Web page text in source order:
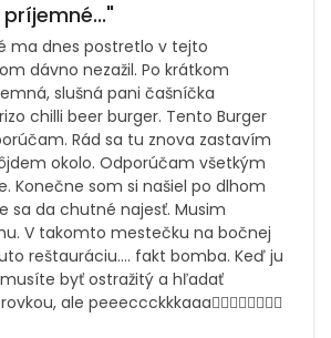
ma dnes postretlo v tejto
dávno nezažil. Po krátkom
slušná pani čašníčka
chilli beer burger. Tento Burger
Rád sa tu znova zastavím
okolo. Odporúčam všetkým
Konečne som si našiel po dlhom
sa da chutné najesť. Musim
V takomto mestečku na bočnej
reštauráciu.... fakt bomba. Keď ju
byť ostražitý a hľadať
ale peeeccckkkaaa👌🏻👌🏻👌🏻👌🏻